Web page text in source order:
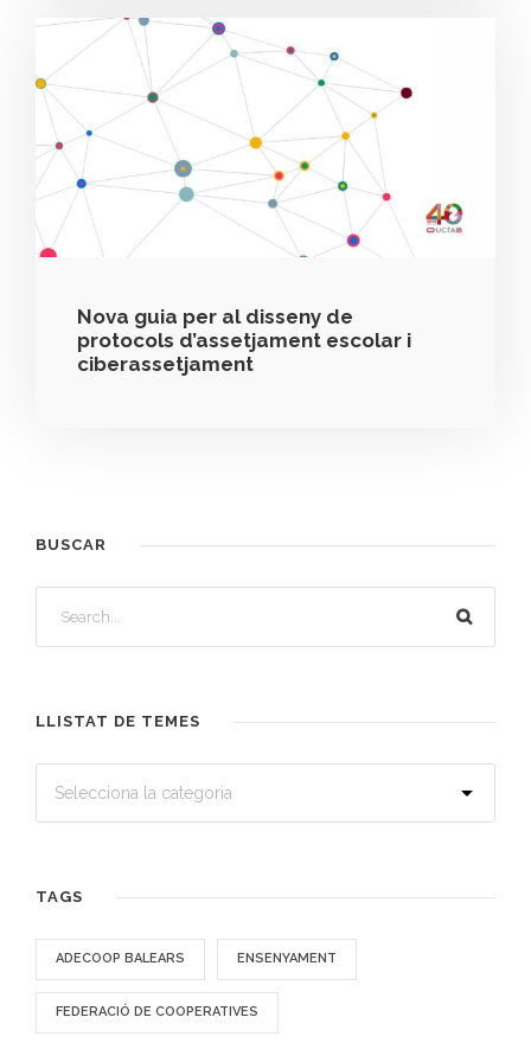
Nova guia per al disseny de
protocols d’assetjament escolar i
ciberassetjament
BUSCAR
LLISTAT DE TEMES
TAGS
ADECOOP BALEARS ENSENYAMENT
FEDERACIÓ DE COOPERATIVES